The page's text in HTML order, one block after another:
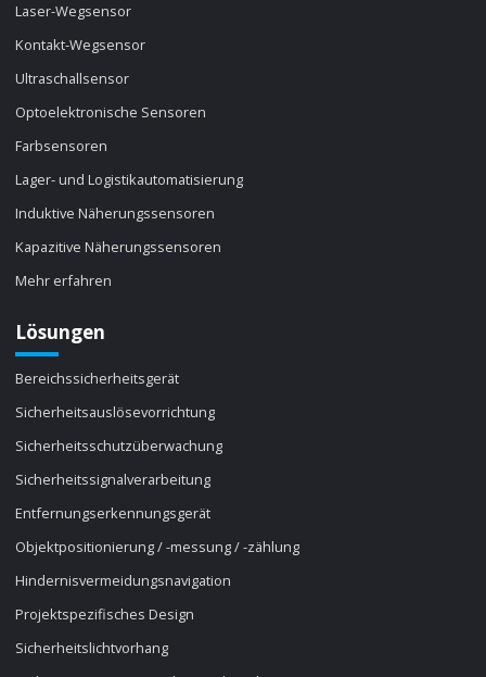
Laser-Wegsensor
Kontakt-Wegsensor
Ultraschallsensor
Optoelektronische Sensoren
Farbsensoren
Lager- und Logistikautomatisierung
Induktive Näherungssensoren
Kapazitive Näherungssensoren
Mehr erfahren
Lösungen
Bereichssicherheitsgerät
Sicherheitsauslösevorrichtung
Sicherheitsschutzüberwachung
Sicherheitssignalverarbeitung
Entfernungserkennungsgerät
Objektpositionierung / -messung / -zählung
Hindernisvermeidungsnavigation
Projektspezifisches Design
Sicherheitslichtvorhang